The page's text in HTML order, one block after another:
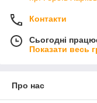
Контакти
Сьогодні
Показати весь
Про нас